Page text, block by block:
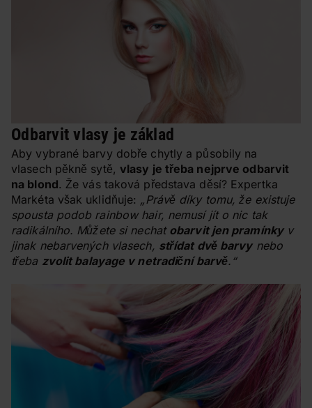
Odbarvit vlasy je základ
Aby vybrané barvy dobře chytly a působily na
vlasech pěkně sytě, vlasy je třeba nejprve odbarvit
na blond. Že vás taková představa děsí? Expertka
Markéta však uklidňuje: „Právě díky tomu, že existuje
spousta podob rainbow hair, nemusí jít o nic tak
radikálního. Můžete si nechat obarvit jen pramínkyv
jinak nebarvených vlasech, střídat dvě barvynebo
třeba zvolit balayage v netradiční barvě.“